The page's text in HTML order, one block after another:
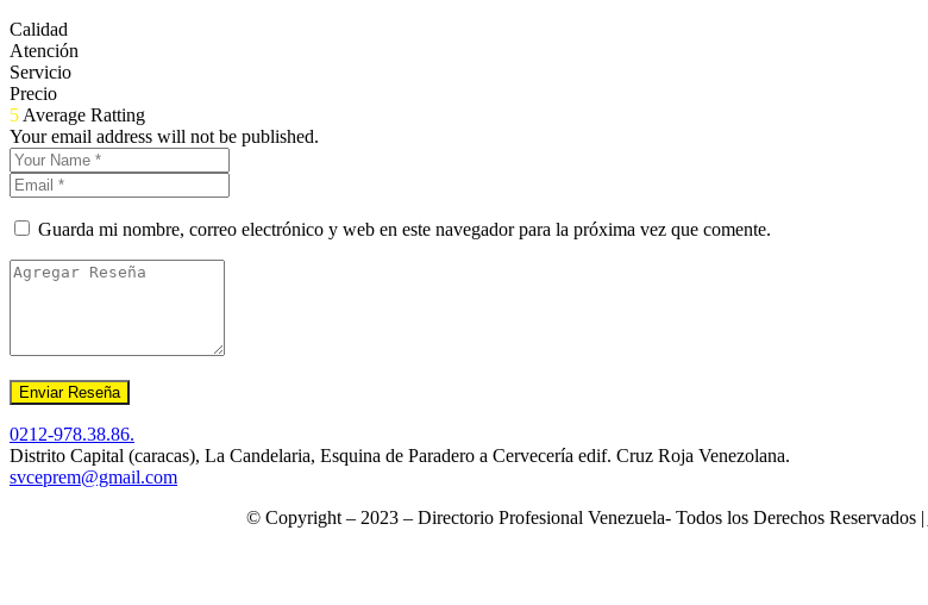
Calidad
Atención
Servicio
Precio
5 Average Ratting
Your email address will not be published.
Guarda mi nombre, correo electrónico y web en este navegador para la próxima vez que comente.
0212-978.38.86.
Distrito Capital (caracas), La Candelaria, Esquina de Paradero a Cervecería edif. Cruz Roja Venezolana.
svceprem@gmail.com
© Copyright – 2023 – Directorio Profesional Venezuela- Todos los Derechos Reservados |